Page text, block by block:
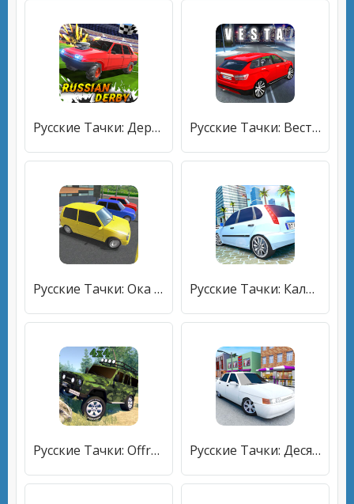
Русские Тачки: Дерби [Много монет] Русские Тачки: Веста SW [Мод меню]
Русские Тачки: Ока [Мод меню] Русские Тачки: Калина [Бесплатные покупки]
Русские Тачки: Offroad 4х4 [Мод меню] Русские Тачки: Десятка и 12 [Много монет]